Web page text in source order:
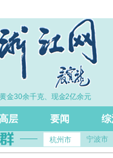
现金2亿余元
·亮
层 要闻
杭州市 宁波市